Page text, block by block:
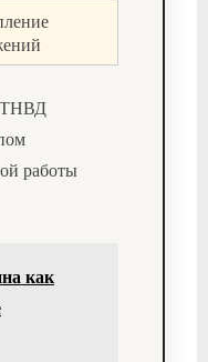
ТНВД
работы
как